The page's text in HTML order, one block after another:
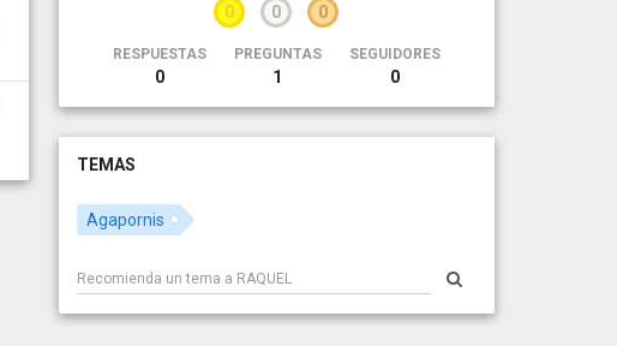
0 0 0
RESPUESTAS
0
PREGUNTAS
1
SEGUIDORES
0
TEMAS
Agapornis